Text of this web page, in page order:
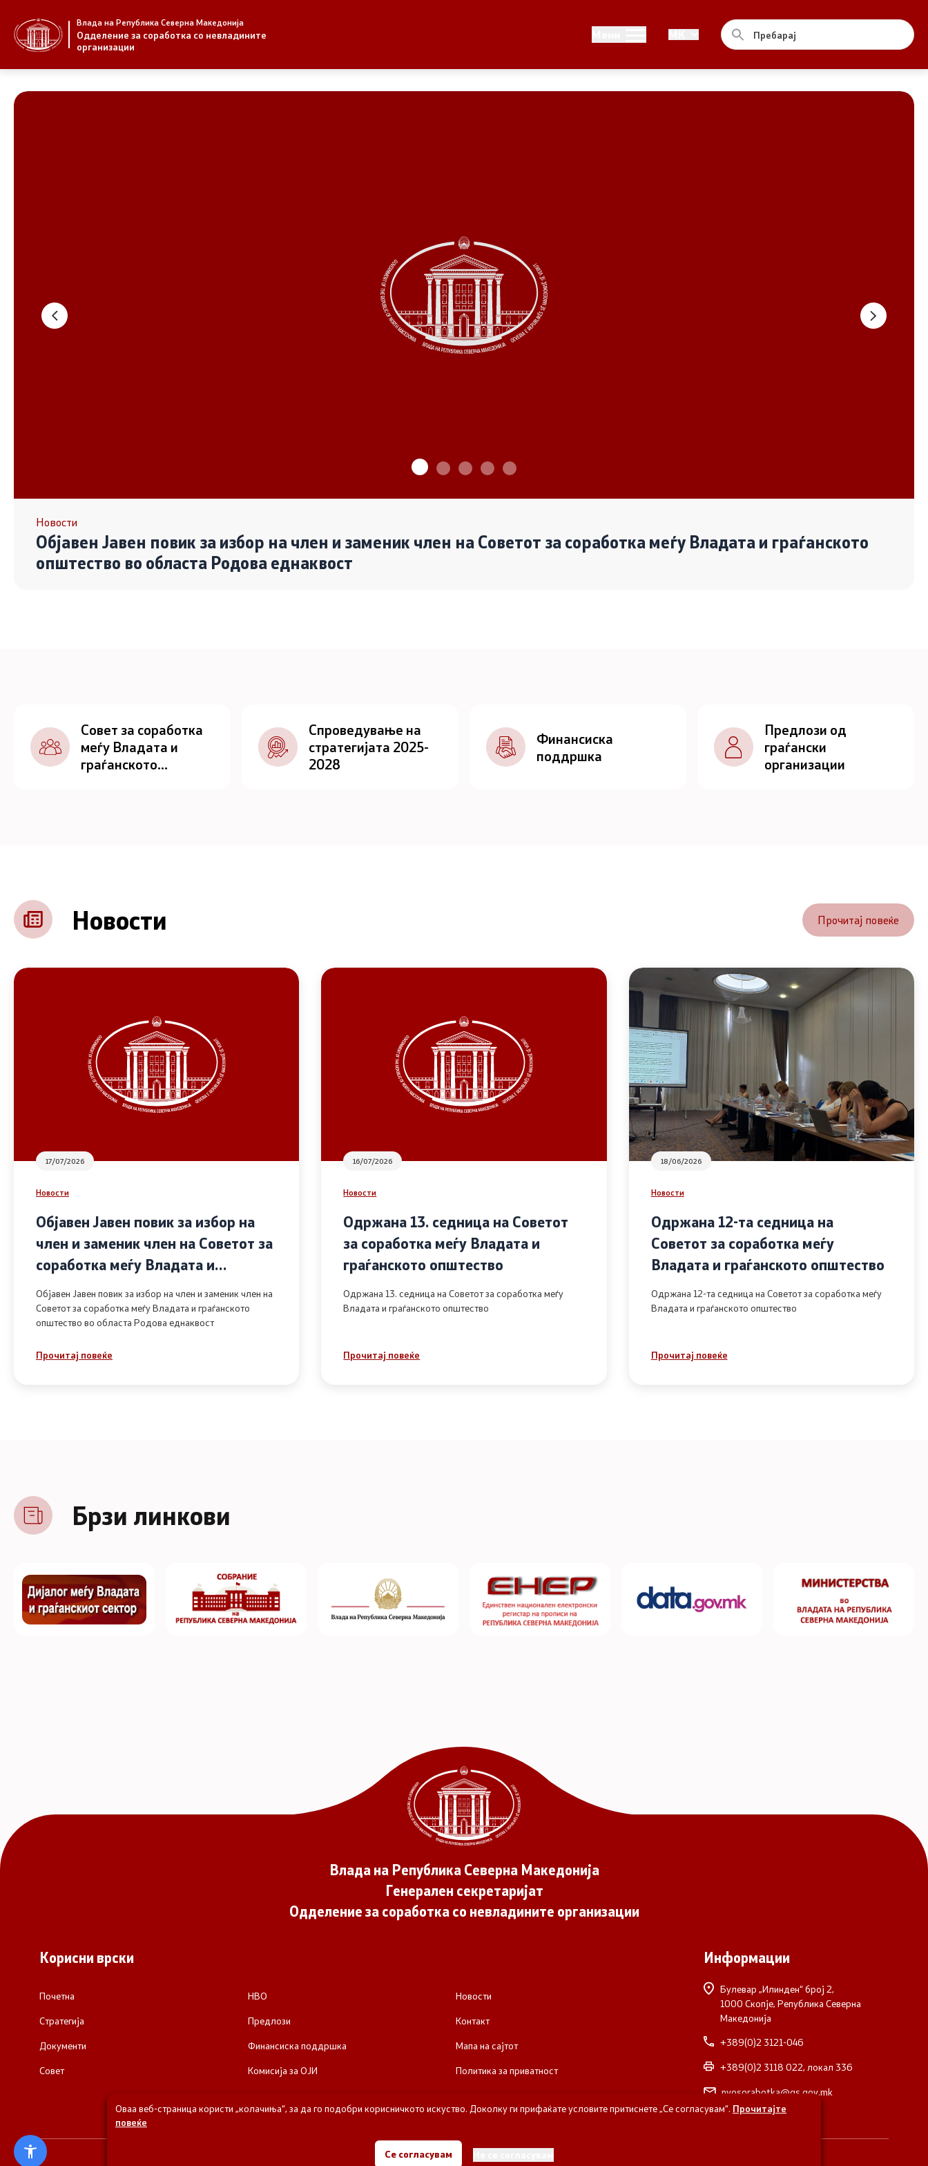
Влада на Република Северна Македонија
Одделение за соработка со невладините
организации
За нас Совет
Регистар
Дијалог меѓу Владата и граѓанскиот
Финансиска поддршка
Прегледи
Програми
Линкови
Изјава за пристапност
Новости
Објавен Јавен повик за избор на член и заменик член на Советот за соработка меѓу Владата и граѓанското
општество во областа Родова еднаквост
Совет за соработка
меѓу Владата и
граѓанското
Спроведување на
стратегијата 2025-
2028
Финансиска
поддршка
Предлози од
граѓански
организации
Новости Прочитај повеќе
17/07/2026
Новости
Објавен Јавен повик за избор на
член и заменик член на Советот за
соработка меѓу Владата и
граѓанското општество во областа
Родова еднаквост
Објавен Јавен повик за избор на член и заменик член на
Советот за соработка меѓу Владата и граѓанското
општество во областа Родова еднаквост
Прочитај повеќе
16/07/2026
Новости
Одржана 13. седница на Советот
за соработка меѓу Владата и
граѓанското општество
Одржана 13. седница на Советот за соработка меѓу
Владата и граѓанското општество
Прочитај повеќе
18/06/2026
Новости
Одржана 12-та седница на
Советот за соработка меѓу
Владата и граѓанското општество
Одржана 12-та седница на Советот за соработка меѓу
Владата и граѓанското општество
Прочитај повеќе
Брзи линкови
Влада на Република Северна Македонија
Генерален секретаријат
Одделение за соработка со невладините организации
Корисни врски
Почетна
Стратегија
Документи
Совет
НВО
Предлози
Финансиска поддршка
Комисија за ОЈИ
Новости
Контакт
Мапа на сајтот
Политика за приватност
Информации
Булевар „Илинден“ број 2,
1000 Скопје, Република Северна
Македонија
+389(0)2 3121-046
+389(0)2 3118 022, локал 336
nvosorabotka@gs.gov.mk
© 2026 Одделение за соработка со невладините организации - Влада на Република Северна Македонија
Оваа веб-страница користи „колачиња“, за да го подобри корисничкото искуство. Доколку ги прифаќате условите притиснете „Се согласувам“. Прочитајте
повеќе
Се согласувам